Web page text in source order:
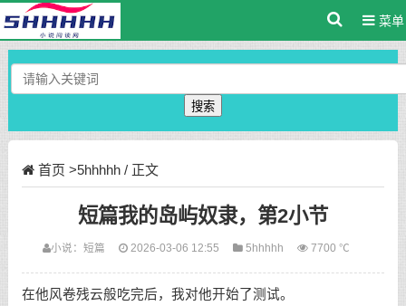
菜单
搜索
首页 >5hhhhh/ 正文
短篇我的岛屿奴隶，第2小节
小说： 短篇 2026-03-06 12:55 5hhhhh 7700 ℃
在他风卷残云般吃完后，我对他开始了测试。